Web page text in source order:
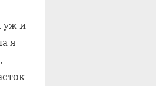
уж и
я